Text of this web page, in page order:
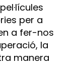
per a
a fer-nos
la
manera